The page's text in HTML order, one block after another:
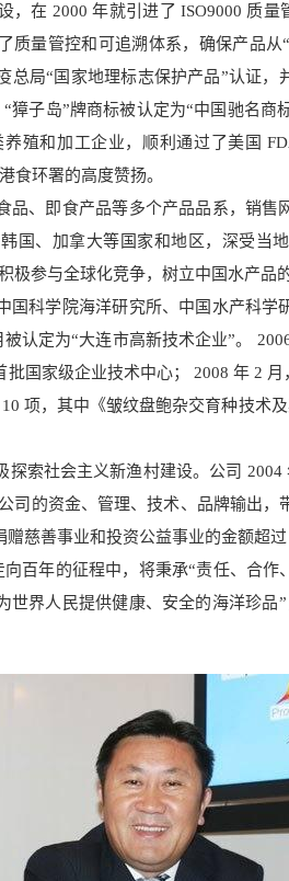
在 2000 年就引进了 ISO9000 质
质量管控和可追溯体系，确保产品
总局“国家地理标志保护产品”认证，
獐子岛”牌商标被认定为“中国驰名商
殖和加工企业，顺利通过了美国
食环署的高度赞扬。
品、即食产品等多个产品品系，销售
国、加拿大等国家和地区，深受当
极参与全球化竞争，树立中国水产品
国科学院海洋研究所、中国水产科学
认定为“大连市高新技术企业”。
国家级企业技术中心； 2008 年 2
项，其中《皱纹盘鲍杂交育种技术
索社会主义新渔村建设。公司
司的资金、管理、技术、品牌输出，
慈善事业和投资公益事业的金额超过
百年的征程中，将秉承“责任、合作
世界人民提供健康、安全的海洋珍